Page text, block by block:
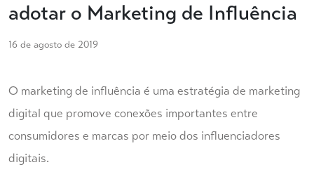
adotar o Marketing de Influência
16 de agosto de 2019
O marketing de influência é uma estratégia de marketing
digital que promove conexões importantes entre
consumidores e marcas por meio dos influenciadores
digitais.